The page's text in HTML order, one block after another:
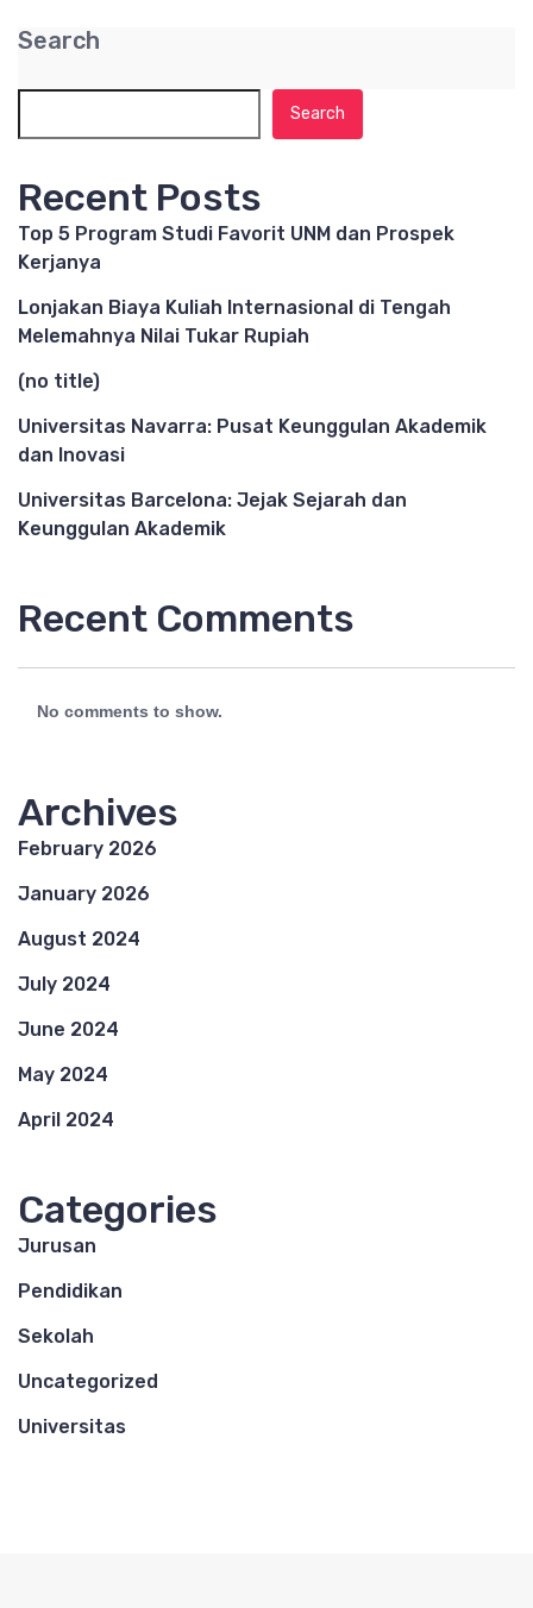
Search
Search
Recent Posts
Top 5 Program Studi Favorit UNM dan Prospek
Kerjanya
Lonjakan Biaya Kuliah Internasional di Tengah
Melemahnya Nilai Tukar Rupiah
(no title)
Universitas Navarra: Pusat Keunggulan Akademik
dan Inovasi
Universitas Barcelona: Jejak Sejarah dan
Keunggulan Akademik
Recent Comments
No comments to show.
Archives
February 2026
January 2026
August 2024
July 2024
June 2024
May 2024
April 2024
Categories
Jurusan
Pendidikan
Sekolah
Uncategorized
Universitas